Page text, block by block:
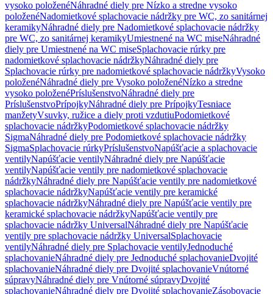
vysoko položenéNáhradné diely pre Nízko a stredne vysoko
položenéNadomietkové splachovacie nádržky pre WC, zo sanitárnej
keramikyNáhradné diely pre Nadomietkové splachovacie nádržky
pre WC, zo sanitárnej keramikyUmiestnené na WC miseNáhradné
diely pre Umiestnené na WC miseSplachovacie rúrky pre
nadomietkové splachovacie nádržkyNáhradné diely pre
Splachovacie rúrky pre nadomietkové splachovacie nádržkyVysoko
položenéNáhradné diely pre Vysoko položenéNízko a stredne
vysoko položenéPríslušenstvoNáhradné diely pre
PríslušenstvoPrípojkyNáhradné diely pre PrípojkyTesniace
manžetyVsuvky, ružice a diely proti vzdutiuPodomietkové
splachovacie nádržkyPodomietkové splachovacie nádržky
SigmaNáhradné diely pre Podomietkové splachovacie nádržky
SigmaSplachovacie rúrkyPríslušenstvoNapúšťacie a splachovacie
ventilyNapúšťacie ventilyNáhradné diely pre Napúšťacie
ventilyNapúšťacie ventily pre nadomietkové splachovacie
nádržkyNáhradné diely pre Napúšťacie ventily pre nadomietkové
splachovacie nádržkyNapúšťacie ventily pre keramické
splachovacie nádržkyNáhradné diely pre Napúšťacie ventily pre
keramické splachovacie nádržkyNapúšťacie ventily pre
splachovacie nádržky UniversalNáhradné diely pre Napúšťacie
ventily pre splachovacie nádržky UniversalSplachovacie
ventilyNáhradné diely pre Splachovacie ventilyJednoduché
splachovanieNáhradné diely pre Jednoduché splachovanieDvojité
splachovanieNáhradné diely pre Dvojité splachovanieVnútorné
súpravyNáhradné diely pre Vnútorné súpravyDvojité
splachovanieNáhradné diely pre Dvojité splachovanieZásobovacie